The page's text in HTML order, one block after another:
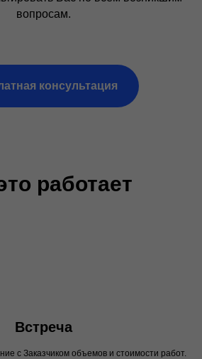
вопросам.
консультация
работает
Встреча
с Заказчиком объемов и стоимости работ.